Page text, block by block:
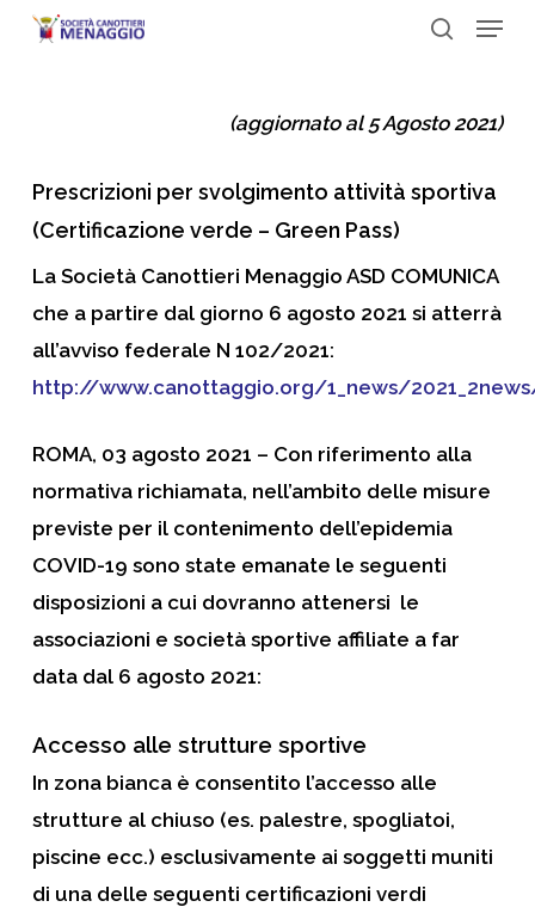
Skip
Menu
(aggiornato al 5 Agosto 2021)
Prescrizioni per svolgimento attività sportiva
(Certificazione verde – Green Pass)
La Società Canottieri Menaggio ASD COMUNICA
che a partire dal giorno 6 agosto 2021 si atterrà
all’avviso federale N 102/2021:
http://www.canottaggio.org/1_news/
ROMA, 03 agosto 2021 – Con riferimento alla
normativa richiamata, nell’ambito delle misure
previste per il contenimento dell’epidemia
COVID-19 sono state emanate le seguenti
disposizioni a cui dovranno attenersi le
associazioni e società sportive affiliate a far
data dal 6 agosto 2021:
Accesso alle strutture sportive
In zona bianca è consentito l’accesso alle
strutture al chiuso (es. palestre, spogliatoi,
piscine ecc.) esclusivamente ai soggetti muniti
di una delle seguenti certificazioni verdi
Menu